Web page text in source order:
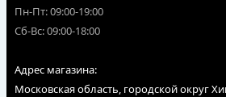
Пн-Пт: 09:00-19:00
Сб-Вс: 09:00-18:00
Адрес магазина:
Московская область, городской округ